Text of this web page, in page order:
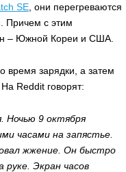
SE , они перегреваются
Причем с этим
– Южной Кореи и США.
время зарядки, а затем
Reddit говорят:
Ночью 9 октября
часами на запястье.
жжение. Он быстро
руке. Экран часов